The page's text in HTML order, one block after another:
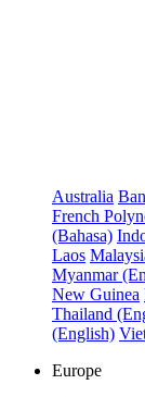
Australia
French
(Bahasa)
Laos
Myanmar
New Guinea
Thailand
(English)
Europe